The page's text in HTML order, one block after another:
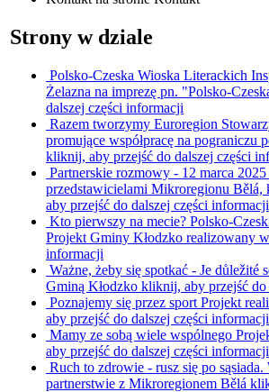
Strony w dziale
Polsko-Czeska Wioska Literackich
Żelazna na imprezę pn. "Polsko-
dalszej części informacji
Razem tworzymy Euroregion
promujące współpracę na
kliknij, aby przejść do dalszej części
Partnerskie rozmowy - 12 marca 2025
przedstawicielami Mikroregionu Bělá,
aby przejść do dalszej części informacji
Kto pierwszy na mecie? Polsko-
Projekt Gminy Kłodzko realizowany
informacji
Ważne, żeby się spotkać - Je důležité
Gminą Kłodzko kliknij, aby przejść
Poznajemy się przez sport Projekt
aby przejść do dalszej części informacji
Mamy ze sobą wiele wspólnego
aby przejść do dalszej części informacji
Ruch to zdrowie - rusz się po
partnerstwie z Mikroregionem Bělá